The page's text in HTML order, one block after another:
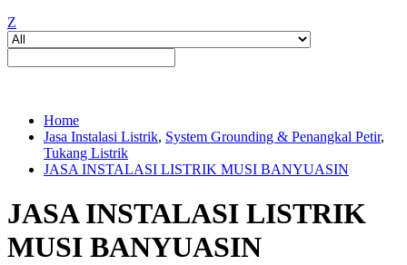
Z
Home
Jasa Instalasi Listrik, System Grounding & Penangkal Petir,
Tukang Listrik
JASA INSTALASI LISTRIK MUSI BANYUASIN
JASA INSTALASI LISTRIK
MUSI BANYUASIN